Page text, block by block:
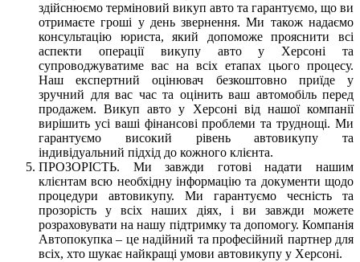
здійснюємо терміновий викуп авто та гарантуємо, що ви
отримаєте гроші у день звернення. Ми також надаємо
консультацію юриста, який допоможе прояснити всі
аспекти операції викупу авто у Херсоні та
супроводжуватиме вас на всіх етапах цього процесу.
Наш експертний оцінювач безкоштовно приїде у
зручний для вас час та оцінить ваш автомобіль перед
продажем. Викуп авто у Херсоні від нашої компанії
вирішить усі ваші фінансові проблеми та труднощі. Ми
гарантуємо високий рівень автовикупу та
індивідуальний підхід до кожного клієнта.
ПРОЗОРІСТЬ. Ми завжди готові надати нашим
клієнтам всю необхідну інформацію та документи щодо
процедури автовикупу. Ми гарантуємо чесність та
прозорість у всіх наших діях, і ви завжди можете
розраховувати на нашу підтримку та допомогу. Компанія
Автопокупка – це надійний та професійний партнер для
всіх, хто шукає найкращі умови автовикупу у Херсоні.